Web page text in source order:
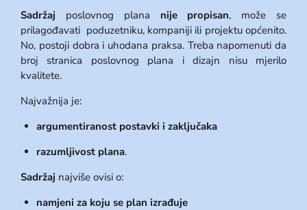
Sadržaj poslovnog plana nije propisan, može se
prilagođavati poduzetniku, kompaniji ili projektu općenito.
No, postoji dobra i uhodana praksa. Treba napomenuti da
broj stranica poslovnog plana i dizajn nisu mjerilo
kvalitete.
Najvažnija je:
argumentiranost postavki i zaključaka
razumljivost plana.
Sadržaj najviše ovisi o:
namjeni za koju se plan izrađuje